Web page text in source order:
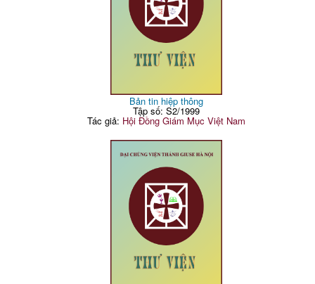
Bản tin hiệp thông
Tập số: S2/1999
Tác giả: Hội Đồng Giám Mục Việt Nam